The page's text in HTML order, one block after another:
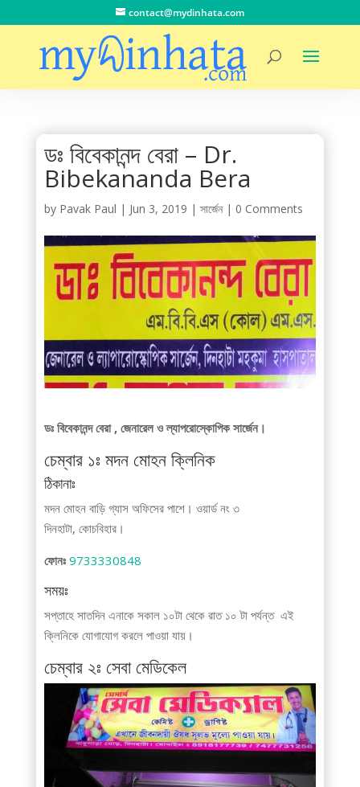
contact@mydinhata.com
ডঃ বিবেকানন্দ বেরা – Dr.
Bibekananda Bera
by Pavak Paul | Jun 3, 2019 | সার্জেন| 0 Comments
ডঃ বিবেকানন্দ বেরা , জেনারেল ও ল্যাপরোস্কোপিক সার্জেন।
চেম্বার ১ঃ মদন মোহন ক্লিনিক
ঠিকানাঃ
মদন মোহন বাড়ি গ্যাস অফিসের পাশে। ওয়ার্ড নং ৩
দিনহাটা, কোচবিহার।
ফোনঃ 9733330848
সময়ঃ
সপ্তাহে সাতদিন এনাকে সকাল ১০টা থেকে রাত ১০ টা পর্যন্ত এই
ক্লিনিকে যোগাযোগ করলে পাওয়া যায়।
চেম্বার ২ঃ সেবা মেডিকেল